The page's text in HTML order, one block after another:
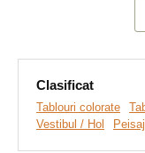
Clasificat
Tablouri colorate
Vestibul / Hol